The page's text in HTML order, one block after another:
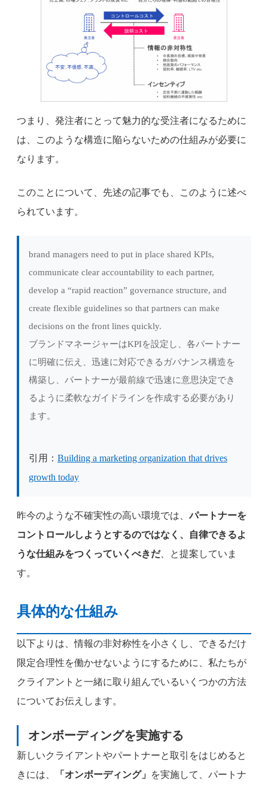
つまり、発注者にとって魅力的な受注者になるために
は、このような構造に陥らないための仕組みが必要に
なります。
このことについて、先述の記事でも、このように述べ
られています。
brand managers need to put in place shared KPIs,
communicate clear accountability to each partner,
develop a “rapid reaction” governance structure, and
create flexible guidelines so that partners can make
decisions on the front lines quickly.
ブランドマネージャーはKPIを設定し、各パートナー
に明確に伝え、迅速に対応できるガバナンス構造を
構築し、パートナーが最前線で迅速に意思決定でき
るように柔軟なガイドラインを作成する必要があり
ます。
引用： Building a marketing organization that drives
growth today
昨今のような不確実性の高い環境では、パートナーを
コントロールしようとするのではなく、自律できるよ
うな仕組みをつくっていくべきだ、と提案していま
す。
具体的な仕組み
以下よりは、情報の非対称性を小さくし、できるだけ
限定合理性を働かせないようにするために、私たちが
クライアントと一緒に取り組んでいるいくつかの方法
についてお伝えします。
オンボーディングを実施する
新しいクライアントやパートナーと取引をはじめると
きには、
「オンボーディング」 を実施して、パートナ